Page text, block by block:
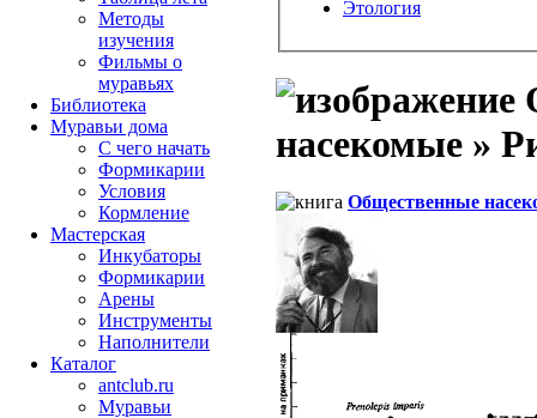
Этология
насекомые »
Общественные
Методы
изучения
Фильмы о
муравьях
Библиотека
Муравьи дома
С чего начать
Формикарии
Условия
Кормление
Мастерская
Инкубаторы
Формикарии
Арены
Инструменты
Наполнители
Каталог
antclub.ru
Муравьи